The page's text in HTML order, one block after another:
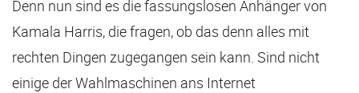
Denn nun sind es die fassungslosen Anhänger von
Kamala Harris, die fragen, ob das denn alles mit
rechten Dingen zugegangen sein kann. Sind nicht
einige der Wahlmaschinen ans Internet